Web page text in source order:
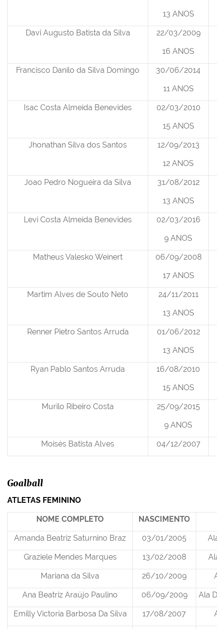
13 ANOS
Davi Augusto Batista da Silva
22/03/2009
16 ANOS
Francisco Danilo da Silva Domingo
30/06/2014
11 ANOS
Isac Costa Almeida Benevides
02/03/2010
15 ANOS
Jhonathan Silva dos Santos
12/09/2013
12 ANOS
Joao Pedro Nogueira da Silva
31/08/2012
13 ANOS
Levi Costa Almeida Benevides
02/03/2016
9 ANOS
Matheus Valesko Weinert
06/09/2008
17 ANOS
Martim Alves de Souto Neto
24/11/2011
13 ANOS
Renner Pietro Santos Arruda
01/06/2012
13 ANOS
Ryan Pablo Santos Arruda
16/08/2010
15 ANOS
Murilo Ribeiro Costa
25/09/2015
9 ANOS
Moisés Batista Alves 04/12/2007
Goalball
ATLETAS FEMININO
NOME COMPLETO NASCIMENTO
Amanda Beatriz Saturnino Braz 03/01/2005
Graziele Mendes Marques 13/02/2008
Mariana da Silva 26/10/2009
Ana Beatriz Araújo Paulino 06/09/2009 Ala
Emilly Victoria Barbosa Da Silva 17/08/2007